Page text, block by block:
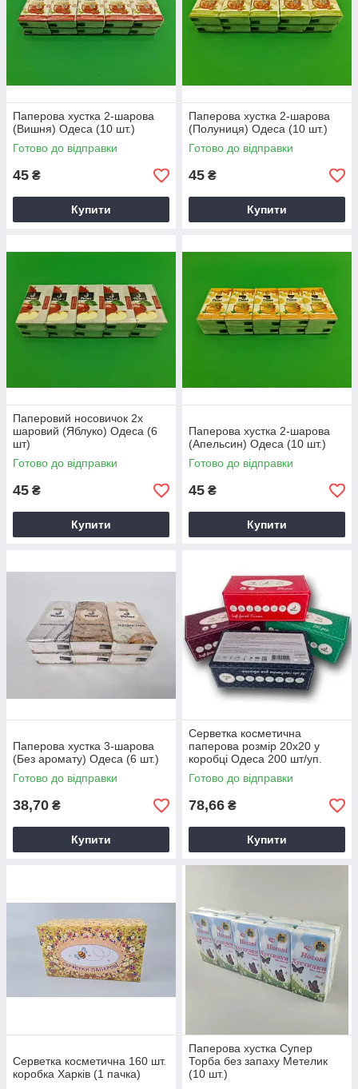
Паперова хустка 2-шарова
(Вишня) Одеса (10 шт.)
Готово до відправки
45 ₴
Купити
Паперова хустка 2-шарова
(Полуниця) Одеса (10 шт.)
Готово до відправки
45 ₴
Купити
Паперовий носовичок 2х
шаровий (Яблуко) Одеса (6
шт)
Готово до відправки
45 ₴
Купити
Паперова хустка 2-шарова
(Апельсин) Одеса (10 шт.)
Готово до відправки
45 ₴
Купити
Паперова хустка 3-шарова
(Без аромату) Одеса (6 шт.)
Готово до відправки
38,70 ₴
Купити
Серветка косметична
паперова розмір 20х20 у
коробці Одеса 200 шт/уп.
Готово до відправки
78,66 ₴
Купити
Серветка косметична 160 шт.
коробка Харків (1 пачка)
Паперова хустка Супер
Торба без запаху Метелик
(10 шт.)